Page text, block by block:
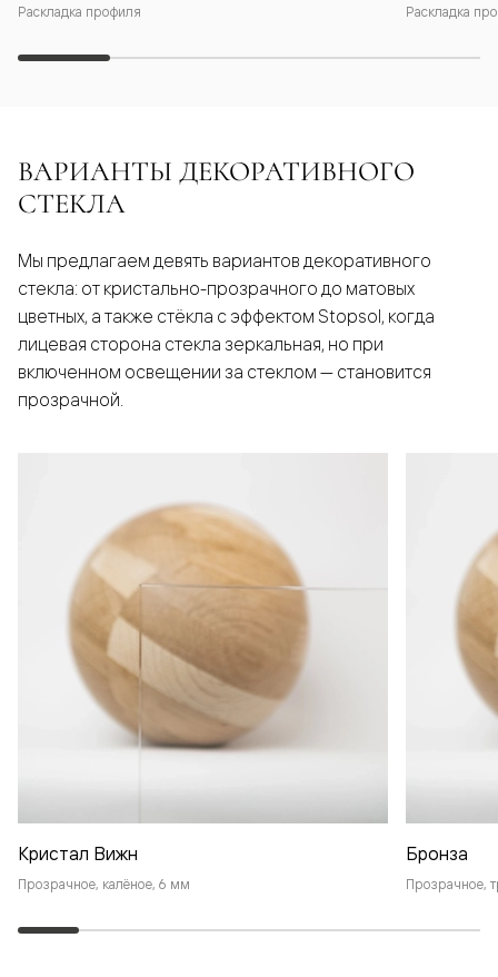
Раскладка профиля Раскладка
ВАРИАНТЫ ДЕКОРАТИВНОГО
СТЕКЛА
Мы предлагаем девять вариантов декоративного
стекла: от кристально-прозрачного до матовых
цветных, а также стёкла с эффектом Stopsol, когда
лицевая сторона стекла зеркальная, но при
включенном освещении за стеклом — становится
прозрачной.
Кристал Вижн
Прозрачное, калёное, 6 мм
Бронза
Прозрачное,